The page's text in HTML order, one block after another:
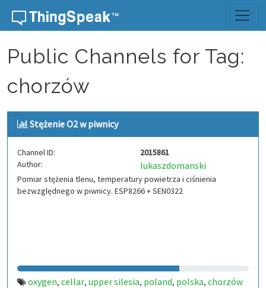
Skip to content
Public Channels for Tag:
chorzów
Stężenie O2 w piwnicy
Channel ID:
2015861
Author:
lukaszdomanski
Pomiar stężenia tlenu, temperatury powietrza i ciśnienia
bezwzględnego w piwnicy. ESP8266 + SEN0322
oxygen, cellar, upper silesia, poland, polska, chorzów